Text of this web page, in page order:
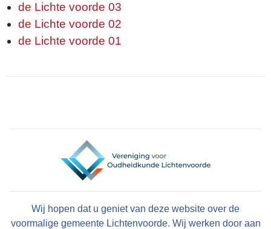
de Lichte voorde 03
de Lichte voorde 02
de Lichte voorde 01
Wij hopen dat u geniet van deze website over de
voormalige gemeente Lichtenvoorde. Wij werken door aan